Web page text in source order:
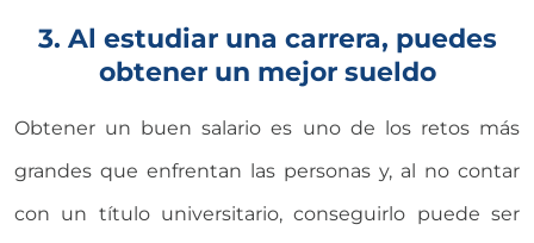
3. Al estudiar una carrera, puedes
obtener un mejor sueldo
Obtener un buen salario es uno de los retos más
grandes que enfrentan las personas y, al no contar
con un título universitario, conseguirlo puede ser